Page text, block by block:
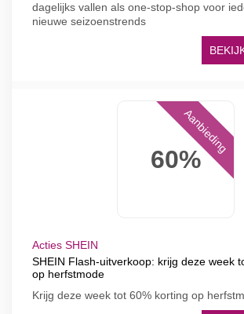
dagelijks vallen als one-stop-shop voor
nieuwe seizoenstrends
60%
Aanbieding
Acties SHEIN
SHEIN Flash-uitverkoop: krijg deze week
op herfstmode
Krijg deze week tot 60% korting op